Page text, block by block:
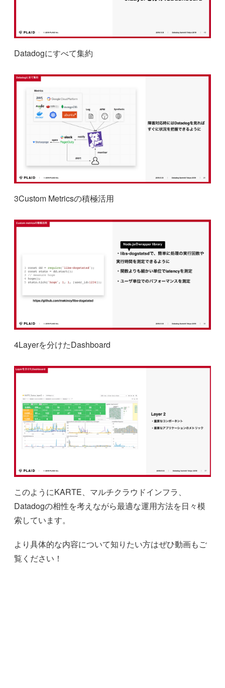
Datadogにすべて集約
3Custom Metricsの積極活用
4Layerを分けたDashboard
このようにKARTE、マルチクラウドインフラ、
Datadogの相性を考えながら最適な運用方法を日々模
索しています。
より具体的な内容について知りたい方はぜひ動画もご
覧ください！